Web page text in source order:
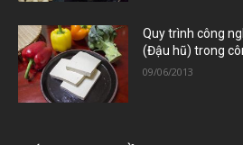
Quy trình công
(Đậu hũ) trong
09/06/2013